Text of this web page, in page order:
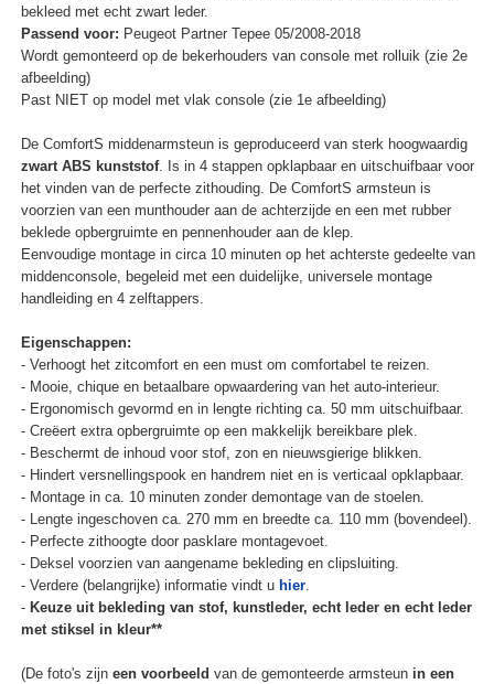
bekleed met echt zwart leder.
Passend voor: Peugeot Partner Tepee 05/2008-2018
Wordt gemonteerd op de bekerhouders van console met rolluik (zie 2e
afbeelding)
Past NIET op model met vlak console (zie 1e afbeelding)
De ComfortS middenarmsteun is geproduceerd van sterk hoogwaardig
zwart ABS kunststof. Is in 4 stappen opklapbaar en uitschuifbaar voor
het vinden van de perfecte zithouding. De ComfortS armsteun is
voorzien van een munthouder aan de achterzijde en een met rubber
beklede opbergruimte en pennenhouder aan de klep.
Eenvoudige montage in circa 10 minuten op het achterste gedeelte van
middenconsole, begeleid met een duidelijke, universele montage
handleiding en 4 zelftappers.
Eigenschappen:
- Verhoogt het zitcomfort en een must om comfortabel te reizen.
- Mooie, chique en betaalbare opwaardering van het auto-interieur.
- Ergonomisch gevormd en in lengte richting ca. 50 mm uitschuifbaar.
- Creëert extra opbergruimte op een makkelijk bereikbare plek.
- Beschermt de inhoud voor stof, zon en nieuwsgierige blikken.
- Hindert versnellingspook en handrem niet en is verticaal opklapbaar.
- Montage in ca. 10 minuten zonder demontage van de stoelen.
- Lengte ingeschoven ca. 270 mm en breedte ca. 110 mm (bovendeel).
- Perfecte zithoogte door pasklare montagevoet.
- Deksel voorzien van aangename bekleding en clipsluiting.
- Verdere (belangrijke) informatie vindt u hier.
- Keuze uit bekleding van stof, kunstleder, echt leder en echt leder
met stiksel in kleur**
(De foto's zijn een voorbeeld van de gemonteerde armsteun in een